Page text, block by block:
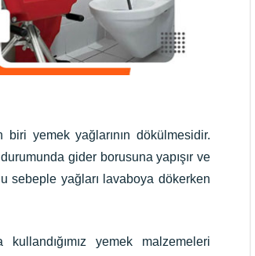
biri yemek yağlarının dökülmesidir.
gider borusuna yapışır ve
sebeple yağları lavaboya dökerken
yemek malzemeleri